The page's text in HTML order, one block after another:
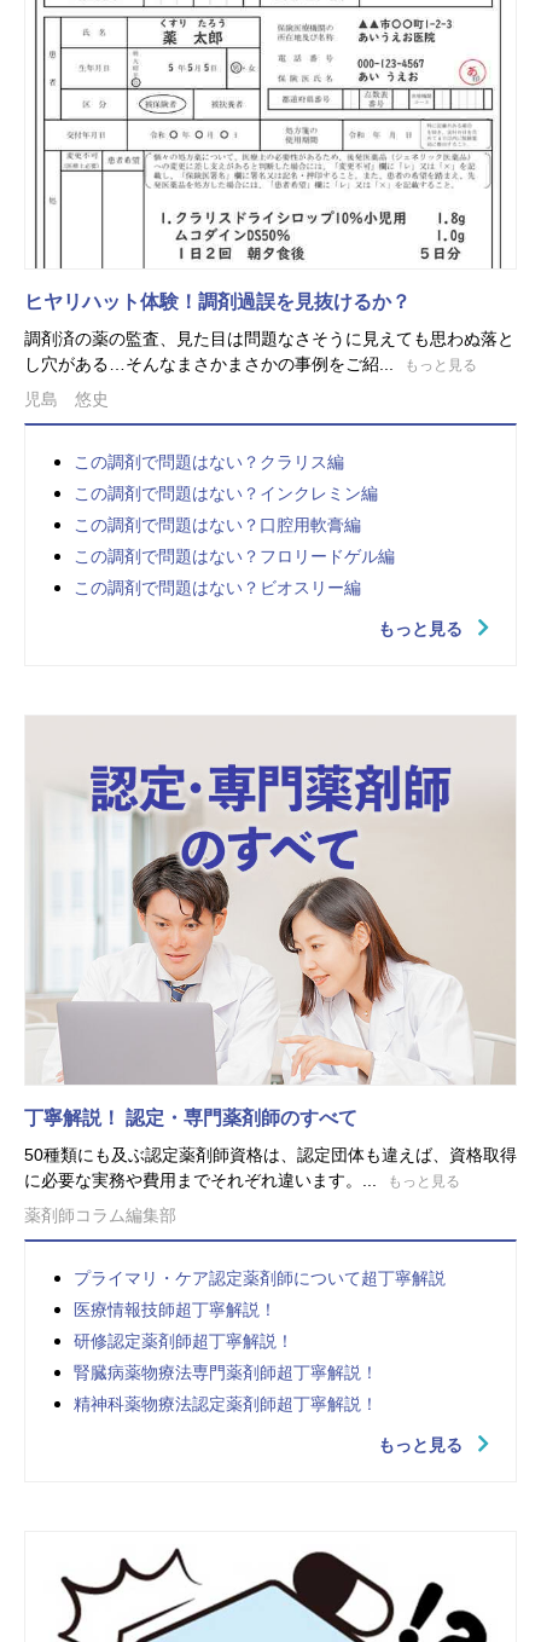
ヒヤリハット体験！調剤過誤を見抜けるか？
調剤済の薬の監査、見た目は問題なさそうに見えても思わぬ落と
し穴がある…そんなまさかまさかの事例をご紹...
もっと見る
児島 悠史
この調剤で問題はない？クラリス編
この調剤で問題はない？インクレミン編
この調剤で問題はない？口腔用軟膏編
この調剤で問題はない？フロリードゲル編
この調剤で問題はない？ビオスリー編
もっと見る
丁寧解説！ 認定・専門薬剤師のすべて
50種類にも及ぶ認定薬剤師資格は、認定団体も違えば、資格取得
に必要な実務や費用までそれぞれ違います。...
もっと見る
薬剤師コラム編集部
プライマリ・ケア認定薬剤師について超丁寧解説
医療情報技師超丁寧解説！
研修認定薬剤師超丁寧解説！
腎臓病薬物療法専門薬剤師超丁寧解説！
精神科薬物療法認定薬剤師超丁寧解説！
もっと見る